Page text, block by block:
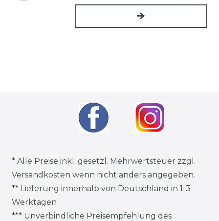
* Alle Preise inkl. gesetzl. Mehrwertsteuer zzgl.
Versandkosten wenn nicht anders angegeben.
** Lieferung innerhalb von Deutschland in 1-3
Werktagen
*** Unverbindliche Preisempfehlung des